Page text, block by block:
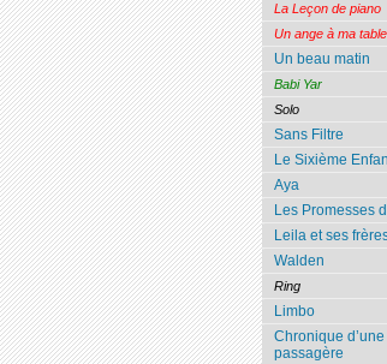
La Leçon de piano
Un ange à ma table
Un beau matin
Babi Yar
Solo
Sans Filtre
Le Sixième
Aya
Les Promesses
Leila et ses
Walden
Ring
Limbo
Chronique
passagère